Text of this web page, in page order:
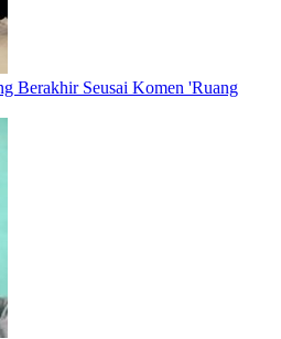
Berakhir Seusai Komen 'Ruang